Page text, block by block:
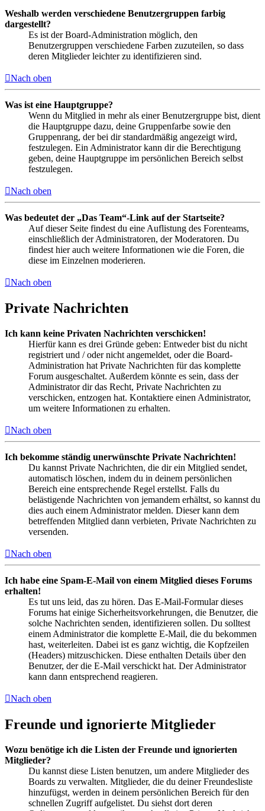
Weshalb werden verschiedene Benutzergruppen farbig
dargestellt?
Es ist der Board-Administration möglich, den
Benutzergruppen verschiedene Farben zuzuteilen, so dass
deren Mitglieder leichter zu identifizieren sind.
Nach oben
Was ist eine Hauptgruppe?
Wenn du Mitglied in mehr als einer Benutzergruppe bist, dient
die Hauptgruppe dazu, deine Gruppenfarbe sowie den
Gruppenrang, der bei dir standardmäßig angezeigt wird,
festzulegen. Ein Administrator kann dir die Berechtigung
geben, deine Hauptgruppe im persönlichen Bereich selbst
festzulegen.
Nach oben
Was bedeutet der „Das Team“-Link auf der Startseite?
Auf dieser Seite findest du eine Auflistung des Forenteams,
einschließlich der Administratoren, der Moderatoren. Du
findest hier auch weitere Informationen wie die Foren, die
diese im Einzelnen moderieren.
Nach oben
Private Nachrichten
Ich kann keine Privaten Nachrichten verschicken!
Hierfür kann es drei Gründe geben: Entweder bist du nicht
registriert und / oder nicht angemeldet, oder die Board-
Administration hat Private Nachrichten für das komplette
Forum ausgeschaltet. Außerdem könnte es sein, dass der
Administrator dir das Recht, Private Nachrichten zu
verschicken, entzogen hat. Kontaktiere einen Administrator,
um weitere Informationen zu erhalten.
Nach oben
Ich bekomme ständig unerwünschte Private Nachrichten!
Du kannst Private Nachrichten, die dir ein Mitglied sendet,
automatisch löschen, indem du in deinem persönlichen
Bereich eine entsprechende Regel erstellst. Falls du
belästigende Nachrichten von jemandem erhältst, so kannst du
dies auch einem Administrator melden. Dieser kann dem
betreffenden Mitglied dann verbieten, Private Nachrichten zu
versenden.
Nach oben
Ich habe eine Spam-E-Mail von einem Mitglied dieses Forums
erhalten!
Es tut uns leid, das zu hören. Das E-Mail-Formular dieses
Forums hat einige Sicherheitsvorkehrungen, die Benutzer, die
solche Nachrichten senden, identifizieren sollen. Du solltest
einem Administrator die komplette E-Mail, die du bekommen
hast, weiterleiten. Dabei ist es ganz wichtig, die Kopfzeilen
(Headers) mitzuschicken. Diese enthalten Details über den
Benutzer, der die E-Mail verschickt hat. Der Administrator
kann dann entsprechend reagieren.
Nach oben
Freunde und ignorierte Mitglieder
Wozu benötige ich die Listen der Freunde und ignorierten
Mitglieder?
Du kannst diese Listen benutzen, um andere Mitglieder des
Boards zu verwalten. Mitglieder, die du deiner Freundesliste
hinzufügst, werden in deinem persönlichen Bereich für den
schnellen Zugriff aufgelistet. Du siehst dort deren